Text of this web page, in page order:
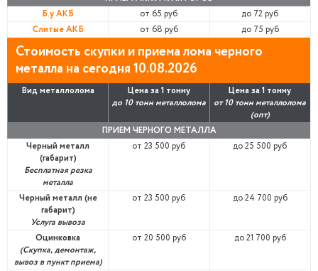
Б.у АКБ
от 65 руб
до 72 руб
Слитые АКБ
от 68 руб до 75 руб
Стоимость скупки и приема лома черного
металла на сегодня 10.08.2026
Вид металлолома
Цена за 1 тонну
до 10 тонн металлолома
Цена за 1 тонну
от 10 тонн металлолома
(опт)
ПРИЕМ ЧЕРНОГО МЕТАЛЛА
Черный металл
(габарит)
Бесплатная резка
металла
от 23 500 руб до 25 500 руб
Черный металл (не
габарит)
Услуга вывоза
от 23 500 руб до 24 700 руб
Оцинковка
(Скупка, демонтаж,
вывоз в пункт приема)
от 20 500 руб до 21 700 руб